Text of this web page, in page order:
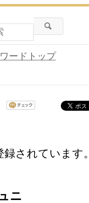
ードトップ
されています。
ニ